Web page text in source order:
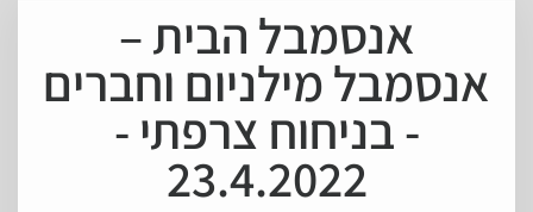
אנסמבל הבית –
אנסמבל מילניום וחברים
- בניחוח צרפתי -
23.4.2022